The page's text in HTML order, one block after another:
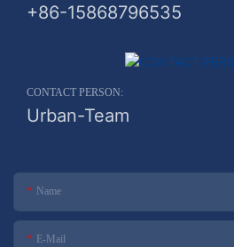
+86-15868796535
CONTACT PERSON:
Urban-Team
Name
E-Mail